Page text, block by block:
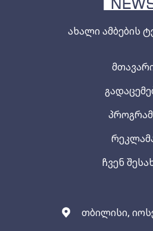
ახალი ამბების
თბილისი,
ჩვენ